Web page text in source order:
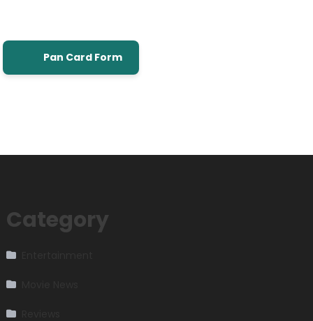
Pan Card Form
Category